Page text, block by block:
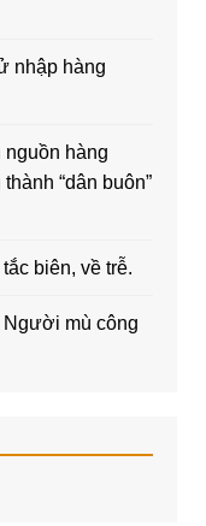
nhập hàng
nguồn hàng
“dân buôn”
biên, về trễ.
Người mù công